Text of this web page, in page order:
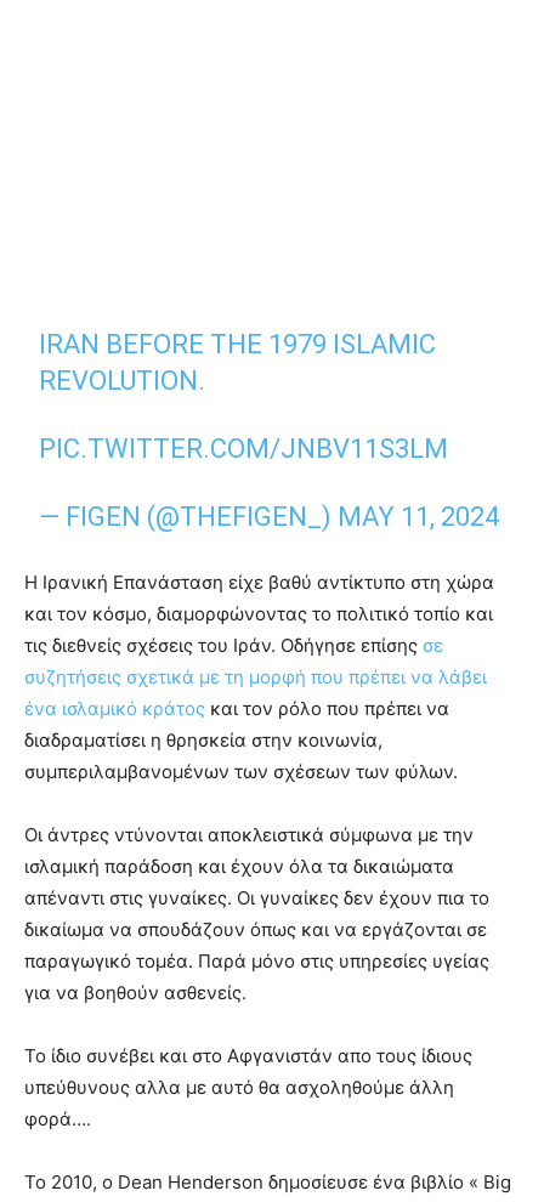
IRAN BEFORE THE 1979 ISLAMIC
REVOLUTION.
PIC.TWITTER.COM/JNBV11S3LM
— FIGEN (@THEFIGEN_) MAY 11, 2024
Η Ιρανική Επανάσταση είχε βαθύ αντίκτυπο στη χώρα
και τον κόσμο, διαμορφώνοντας το πολιτικό τοπίο και
τις διεθνείς σχέσεις του Ιράν. Οδήγησε επίσης σε
συζητήσεις σχετικά με τη μορφή που πρέπει να λάβει
ένα ισλαμικό κράτος και τον ρόλο που πρέπει να
διαδραματίσει η θρησκεία στην κοινωνία,
συμπεριλαμβανομένων των σχέσεων των φύλων.
Οι άντρες ντύνονται αποκλειστικά σύμφωνα με την
ισλαμική παράδοση και έχουν όλα τα δικαιώματα
απέναντι στις γυναίκες. Οι γυναίκες δεν έχουν πια το
δικαίωμα να σπουδάζουν όπως και να εργάζονται σε
παραγωγικό τομέα. Παρά μόνο στις υπηρεσίες υγείας
για να βοηθούν ασθενείς.
Το ίδιο συνέβει και στο Αφγανιστάν απο τους ίδιους
υπεύθυνους αλλα με αυτό θα ασχοληθούμε άλλη
φορά….
Το 2010, ο Dean Henderson δημοσίευσε ένα βιβλίο « Big